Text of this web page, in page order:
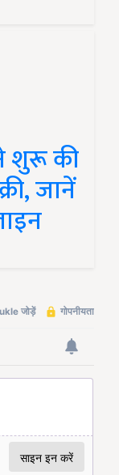
शुरू की
जानें